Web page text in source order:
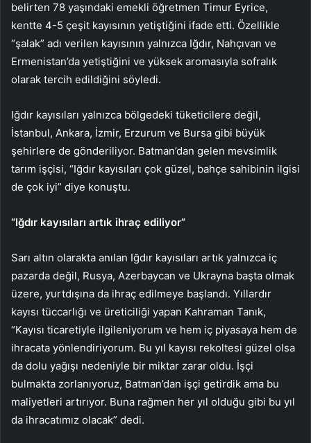
belirten 78 yaşındaki emekli öğretmen Timur Eyrice,
kentte 4-5 çeşit kayısının yetiştiğini ifade etti. Özellikle
“şalak” adı verilen kayısının yalnızca Iğdır, Nahçıvan ve
Ermenistan’da yetiştiğini ve yüksek aromasıyla sofralık
olarak tercih edildiğini söyledi.
Iğdır kayısıları yalnızca bölgedeki tüketicilere değil,
İstanbul, Ankara, İzmir, Erzurum ve Bursa gibi büyük
şehirlere de gönderiliyor. Batman’dan gelen mevsimlik
tarım işçisi, “Iğdır kayısıları çok güzel, bahçe sahibinin ilgisi
de çok iyi” diye konuştu.
“Iğdır kayısıları artık ihraç ediliyor”
Sarı altın olarakta anılan Iğdır kayısıları artık yalnızca iç
pazarda değil, Rusya, Azerbaycan ve Ukrayna başta olmak
üzere, yurtdışına da ihraç edilmeye başlandı. Yıllardır
kayısı tüccarlığı ve üreticiliği yapan Kahraman Tanık,
“Kayısı ticaretiyle ilgileniyorum ve hem iç piyasaya hem de
ihracata yönlendiriyorum. Bu yıl kayısı rekoltesi güzel olsa
da dolu yağışı nedeniyle bir miktar zarar oldu. İşçi
bulmakta zorlanıyoruz, Batman’dan işçi getirdik ama bu
maliyetleri artırıyor. Buna rağmen her yıl olduğu gibi bu yıl
da ihracatımız olacak” dedi.